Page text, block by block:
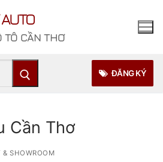
TÔ CẦN THƠ
ĐĂNG KÝ
Cần Thơ
SHOWROOM